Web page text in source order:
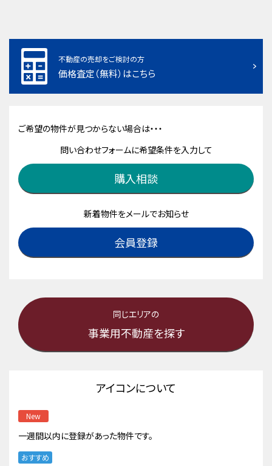
不動産の売却をご検討の方
価格査定（無料）はこちら
ご希望の物件が見つからない場合は・・・
問い合わせフォームに希望条件を入力して
購入相談
新着物件をメールでお知らせ
会員登録
同じエリアの
事業用不動産を探す
アイコンについて
New
一週間以内に登録があった物件です。
おすすめ